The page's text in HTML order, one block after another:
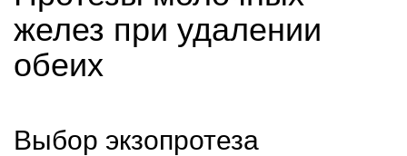
желез при удалении
обеих
Выбор экзопротеза